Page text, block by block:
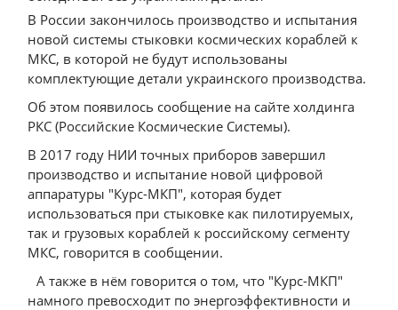
В России закончилось производство и испытания
новой системы стыковки космических кораблей к
МКС, в которой не будут использованы
комплектующие детали украинского производства.
Об этом появилось сообщение на сайте холдинга
РКС (Российские Космические Системы).
В 2017 году НИИ точных приборов завершил
производство и испытание новой цифровой
аппаратуры "Курс-МКП", которая будет
использоваться при стыковке как пилотируемых,
так и грузовых кораблей к российскому сегменту
МКС, говорится в сообщении.
А также в нём говорится о том, что "Курс-МКП"
намного превосходит по энергоэффективности и